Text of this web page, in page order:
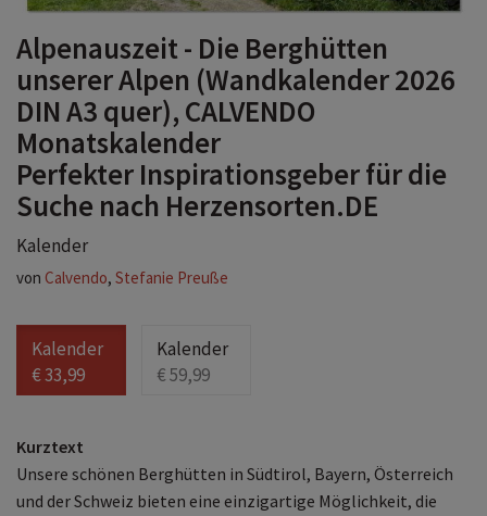
Alpenauszeit - Die Berghütten
unserer Alpen (Wandkalender 2026
DIN A3 quer), CALVENDO
Monatskalender
Perfekter Inspirationsgeber für die
Suche nach Herzensorten.DE
Kalender
von Calvendo, Stefanie Preuße
Kalender
€ 33,99
Kalender
€ 59,99
Kurztext
Unsere schönen Berghütten in Südtirol, Bayern, Österreich
und der Schweiz bieten eine einzigartige Möglichkeit, die